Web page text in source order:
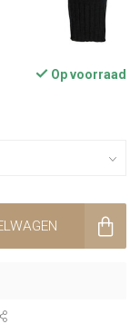
Op voorraad